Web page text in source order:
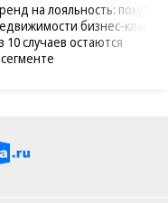
на лояльность:
бизнес-класса
10 случаев остаются